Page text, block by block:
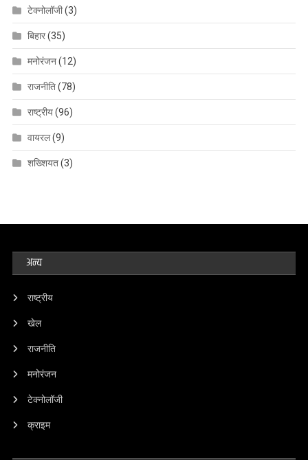
टेक्नोलॉजी(3)
बिहार(35)
मनोरंजन(12)
राजनीति(78)
राष्ट्रीय(96)
वायरल(9)
शख्शियत(3)
अन्य
राष्ट्रीय
खेल
राजनीति
मनोरंजन
टेक्नोलॉजी
क्राइम